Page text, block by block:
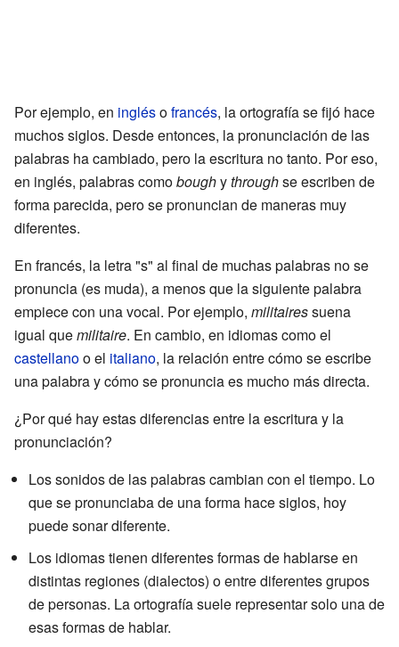
Por ejemplo, en inglésofrancés, la ortografía se fijó hace
muchos siglos. Desde entonces, la pronunciación de las
palabras ha cambiado, pero la escritura no tanto. Por eso,
en inglés, palabras comoboughythroughse escriben de
forma parecida, pero se pronuncian de maneras muy
diferentes.
En francés, la letra "s" al final de muchas palabras no se
pronuncia (es muda), a menos que la siguiente palabra
empiece con una vocal. Por ejemplo, militairessuena
igual quemilitaire. En cambio, en idiomas como el
castellanoo el italiano, la relación entre cómo se escribe
una palabra y cómo se pronuncia es mucho más directa.
¿Por qué hay estas diferencias entre la escritura y la
pronunciación?
Los sonidos de las palabras cambian con el tiempo. Lo
que se pronunciaba de una forma hace siglos, hoy
puede sonar diferente.
Los idiomas tienen diferentes formas de hablarse en
distintas regiones (dialectos) o entre diferentes grupos
de personas. La ortografía suele representar solo una de
esas formas de hablar.